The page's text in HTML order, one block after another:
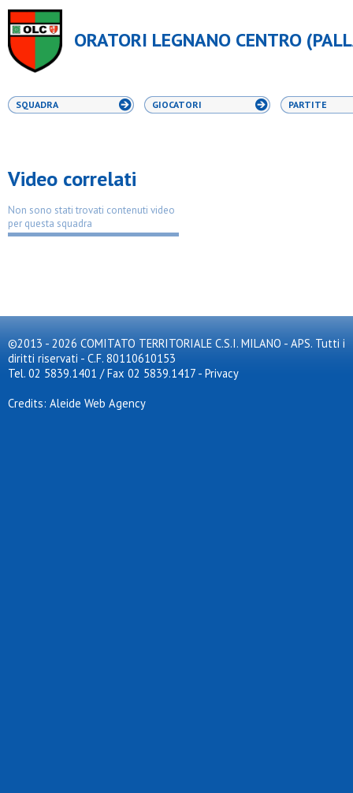
ORATORI LEGNANO CENTRO
SQUADRA GIOCATORI PARTITE
Video correlati
Non sono stati trovati contenuti video
per questa squadra
©2013 - 2026 COMITATO TERRITORIALE C.S.I. MILANO - APS. Tutti i
diritti riservati - C.F. 80110610153
Tel. 02 5839.1401 / Fax 02 5839.1417 - Privacy
Credits: Aleide Web Agency